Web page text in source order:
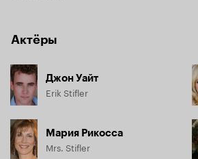
Актёры
Джон Уайт
Erik Stifler
Мария Рикосса
Mrs. Stifler